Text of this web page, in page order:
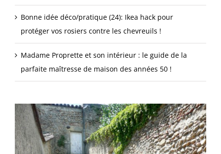
Bonne idée déco/pratique (24): Ikea hack pour
protéger vos rosiers contre les chevreuils !
Madame Proprette et son intérieur : le guide de la
parfaite maîtresse de maison des années 50 !